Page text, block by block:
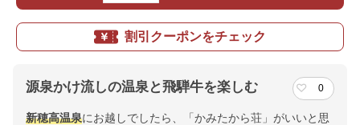
割引クーポンをチェック
源泉かけ流しの温泉と飛騨牛を楽しむ 0
新穂高温泉にお越しでしたら、「かみたから荘」がいいと思